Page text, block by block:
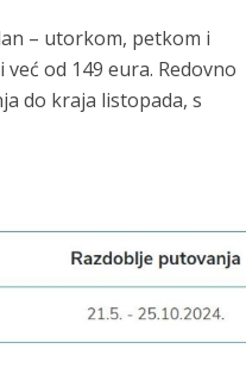
– utorkom, petkom i
od 149 eura. Redovno
do kraja listopada, s